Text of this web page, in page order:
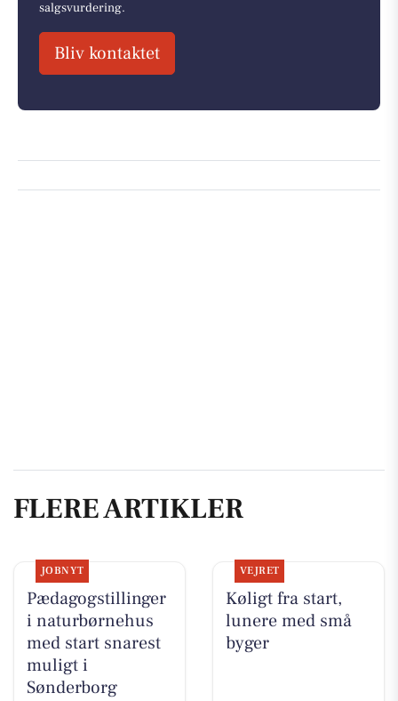
salgsvurdering.
Bliv kontaktet
FLERE ARTIKLER
JOBNYT
Pædagogstillinger
i naturbørnehus
med start snarest
muligt i
Sønderborg
VEJRET
Køligt fra start,
lunere med små
byger